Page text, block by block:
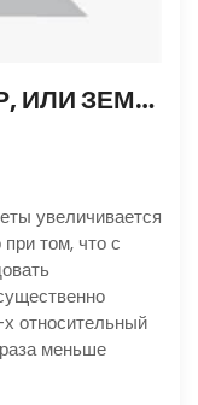
ПЛАНЕТА-МИЛЛИАРДЕР, ИЛИ ЗЕМЛЯ НЕ РЕЗИНОВАЯ. ЧАСТЬ 2
увеличивается
том, что с
относительный
меньше